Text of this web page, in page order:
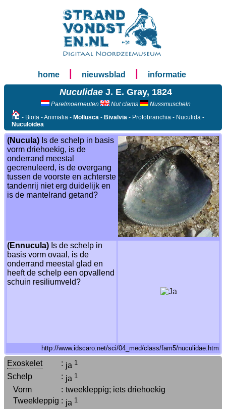
home nieuwsblad informatie
NuculidaeJ. E. Gray, 1824
Parelmoerneuten Nut clams
Nussmuscheln
- Biota - Animalia - Mollusca - Bivalvia - Protobranchia - Nuculida -
Nuculoidea
(Nucula) Is de schelp in basis
vorm driehoekig, is de
onderrand meestal
gecrenuleerd, is de overgang
tussen de voorste en achterste
tandenrij niet erg duidelijk en
is de mantelrand getand?
(Ennucula) Is de schelp in
basis vorm ovaal, is de
onderrand meestal glad en
heeft de schelp een opvallend
schuin resiliumveld?
http://www.idscaro.net/sci/04_med/class/fam5/nuculidae.htm
Exoskelet : ja 1
Schelp : ja 1
Vorm : tweekleppig; iets driehoekig
Tweekleppig : ja 1